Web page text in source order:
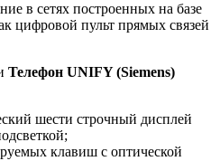
в сетях построенных на базе
пульт прямых связей
Телефон UNIFY (Siemens)
шести строчный дисплей
клавиш с оптической